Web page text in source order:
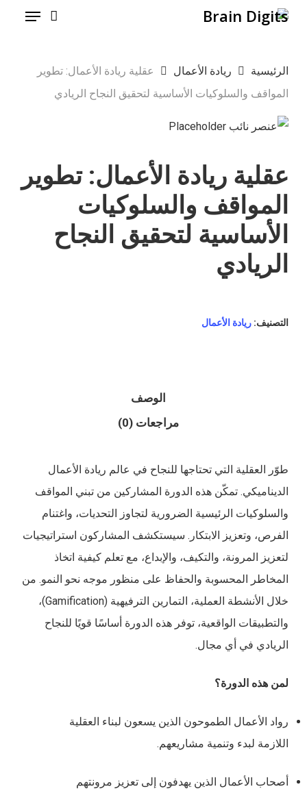
Skip
content
Menu
الرئيسية ريادة الأعمال
عقلية ريادة الأعمال: تطوير
المواقف والسلوكيات الأساسية لتحقيق النجاح الريادي
عقلية ريادة الأعمال: تطوير
المواقف والسلوكيات
الأساسية لتحقيق النجاح
الريادي
التصنيف: ريادة الأعمال
الوصف
مراجعات (0)
طوّر العقلية التي تحتاجها للنجاح في عالم ريادة الأعمال
الديناميكي. تمكّن هذه الدورة المشاركين من تبني المواقف
والسلوكيات الرئيسية الضرورية لتجاوز التحديات، واغتنام
الفرص، وتعزيز الابتكار. سيستكشف المشاركون استراتيجيات
لتعزيز المرونة، والتكيف، والإبداع، مع تعلم كيفية اتخاذ
المخاطر المحسوبة والحفاظ على منظور موجه نحو النمو. من
خلال الأنشطة العملية، التمارين الترفيهية (Gamification)،
والتطبيقات الواقعية، توفر هذه الدورة أساسًا قويًا للنجاح
الريادي في أي مجال.
لمن هذه الدورة؟
رواد الأعمال الطموحون الذين يسعون لبناء العقلية
اللازمة لبدء وتنمية مشاريعهم.
أصحاب الأعمال الذين يهدفون إلى تعزيز مرونتهم